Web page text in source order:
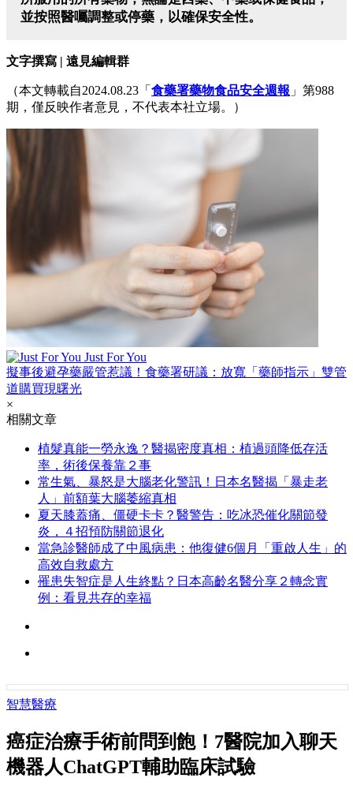
並按照醫囑調整或停藥，以確保安全性。
文字撰寫 | 遠見編輯群
（本文轉載自2024.08.23「 食藥署藥物食品安全週報 」第988
期，僅反映作者意見，不代表本社立場。）
Just For You
擬事後避孕藥嚴管惹議！食藥署研議：放寬「藥師指示」雙管
道購買現曙光
×
相關文章
植髮真能一勞永逸？醫揭密度真相：植過頭降低存活
率，術後保養靠２事
常生氣、暴怒是大腦老化警訊！日本名醫揭「暴走老
人」前額葉大腦萎縮真相
夏天膝蓋痛、僵硬卡卡？醫警告：吃冰恐催化關節發
炎，４招預防關節退化
當急診醫師成了中風病患：他復健6個月「重啟人生」的
高效自救處方
罹患失智症是人生終點？日本高齡名醫分享２轉念實
例：看見共存的幸福
智慧醫療
癌症治療手術前問到飽！7醫院加入聊天
機器人ChatGPT輔助臨床試驗